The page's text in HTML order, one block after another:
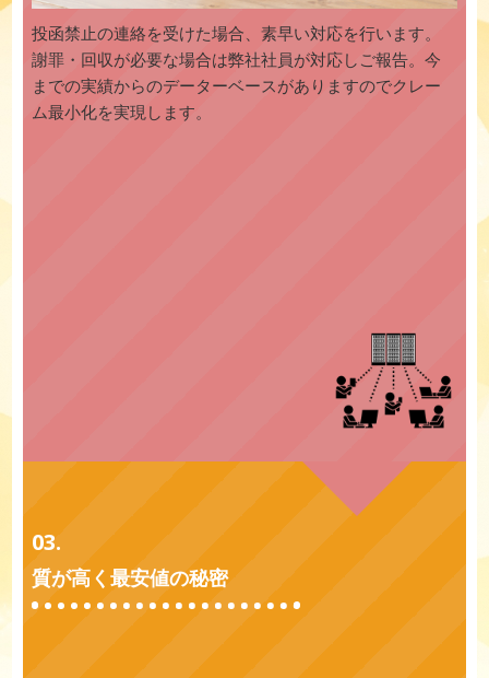
投函禁止の連絡を受けた場合、素早い対応を行います。
謝罪・回収が必要な場合は弊社社員が対応しご報告。今
までの実績からのデーターベースがありますのでクレー
ム最小化を実現します。
03.
質が高く最安値の秘密